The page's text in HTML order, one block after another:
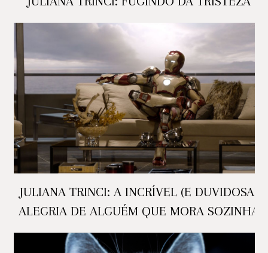
JULIANA TRINCI: A INCRÍVEL (E DUVIDOSA)
ALEGRIA DE ALGUÉM QUE MORA SOZINHA